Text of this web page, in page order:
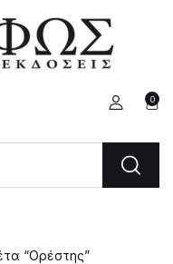
0
“Ορέστης”